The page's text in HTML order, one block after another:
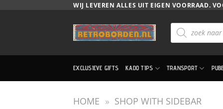
WIJ LEVEREN ALLES UIT EIGEN VOORRAAD.
Producten
zoeken
EXCLUSIEVE GIFTS KADO TIPS TRANSPORT
HOME » SHOP WITH SIDEBAR